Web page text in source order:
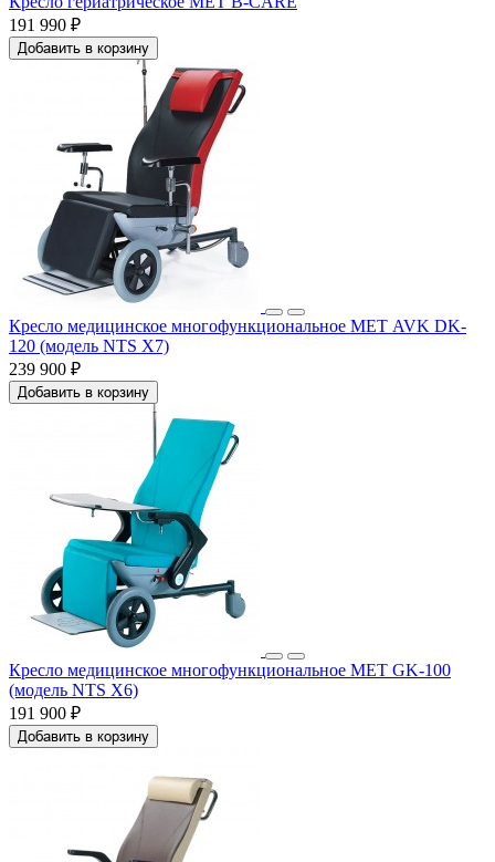
191 990 ₽
Добавить в корзину
Кресло медицинское многофункциональное МЕТ AVK DK-
120 (модель NTS X7)
239 900 ₽
Добавить в корзину
Кресло медицинское многофункциональное MET GK-100
(модель NTS X6)
191 900 ₽
Добавить в корзину